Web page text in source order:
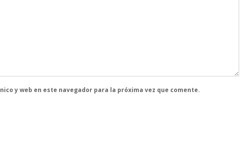
y web en este navegador para la próxima vez que comente.